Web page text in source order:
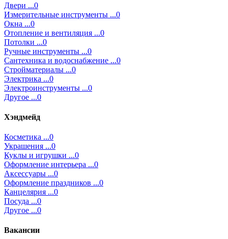
Двери ...0
Измерительные инструменты ...0
Окна ...0
Отопление и вентиляция ...0
Потолки ...0
Ручные инструменты ...0
Сантехника и водоснабжение ...0
Стройматериалы ...0
Электрика ...0
Электроинструменты ...0
Другое ...0
Хэндмейд
Косметика ...0
Украшения ...0
Куклы и игрушки ...0
Оформление интерьера ...0
Аксессуары ...0
Оформление праздников ...0
Канцелярия ...0
Посуда ...0
Другое ...0
Вакансии